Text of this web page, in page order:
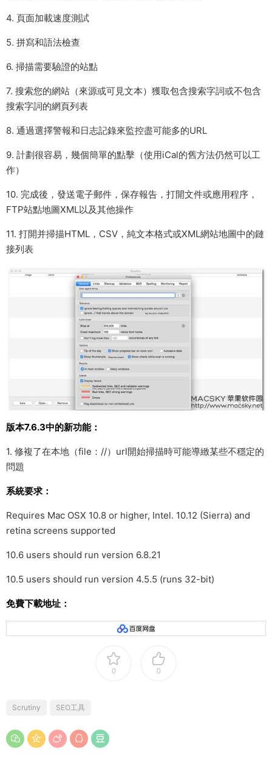
4. 頁面加載速度測試
5. 拼寫和語法檢查
6. 掃描需要驗證的站點
7. 搜索您的網站（來源或可見文本）獲取包含搜索字詞或不包含
搜索字詞的網頁列表
8. 通過選擇警報和日志記錄來監控盡可能多的URL
9. 計劃很容易，幾個簡單的點擊（使用iCal的舊方法仍然可以工
作）
10. 完成後，發送電子郵件，保存報告，打開文件或應用程序，
FTP站點地圖XML以及其他操作
11. 打開并掃描HTML，CSV，純文本格式或XML網站地圖中的鏈
接列表
版本7.6.3中的新功能：
1. 修複了在本地（file：//）url開始掃描時可能導緻某些不穩定的
問題
系統要求：
Requires Mac OSX 10.8 or higher, Intel. 10.12 (Sierra) and
retina screens supported
10.6 users should run version 6.8.21
10.5 users should run version 4.5.5 (runs 32-bit)
免費下載地址：
0 0
Scrutiny SEO工具